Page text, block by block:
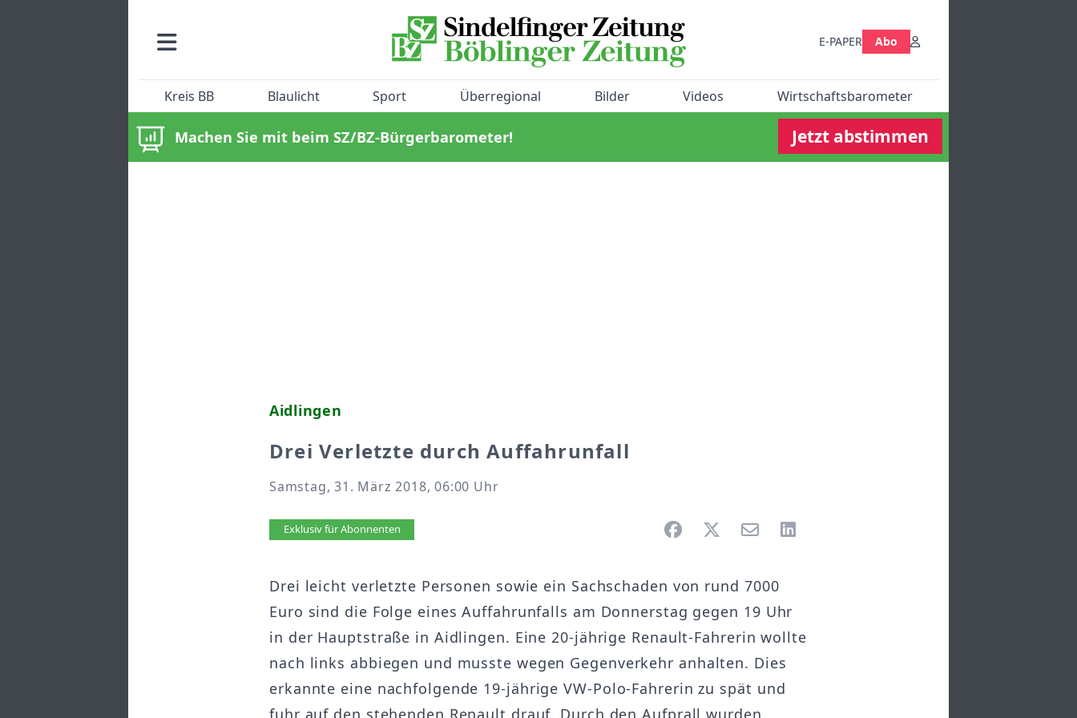
E-PAPER Abo
Kreis BB Blaulicht Sport Überregional Bilder Videos Wirtschaftsbarometer
Machen Sie mit beim SZ/BZ-Bürgerbarometer! Jetzt abstimmen
Aidlingen
Drei Verletzte durch Auffahrunfall
Samstag, 31. März 2018, 06:00 Uhr
Artikel vorlesen
Exklusiv für Abonnenten
Drei leicht verletzte Personen sowie ein Sachschaden von rund 7000
Euro sind die Folge eines Auffahrunfalls am Donnerstag gegen 19 Uhr
in der Hauptstraße in Aidlingen. Eine 20-jährige Renault-Fahrerin wollte
nach links abbiegen und musste wegen Gegenverkehr anhalten. Dies
erkannte eine nachfolgende 19-jährige VW-Polo-Fahrerin zu spät und
fuhr auf den stehenden Renault drauf. Durch den Aufprall wurden